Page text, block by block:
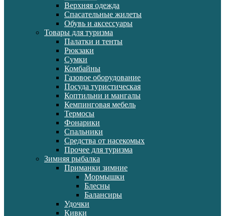
Верхняя одежда
Спасательные жилеты
Обувь и аксессуары
Товары для туризма
Палатки и тенты
Рюкзаки
Сумки
Комбайны
Газовое оборудование
Посуда туристическая
Коптильни и мангалы
Кемпинговая мебель
Термосы
Фонарики
Спальники
Средства от насекомых
Прочее для туризма
Зимняя рыбалка
Приманки зимние
Мормышки
Блесны
Балансиры
Удочки
Кивки